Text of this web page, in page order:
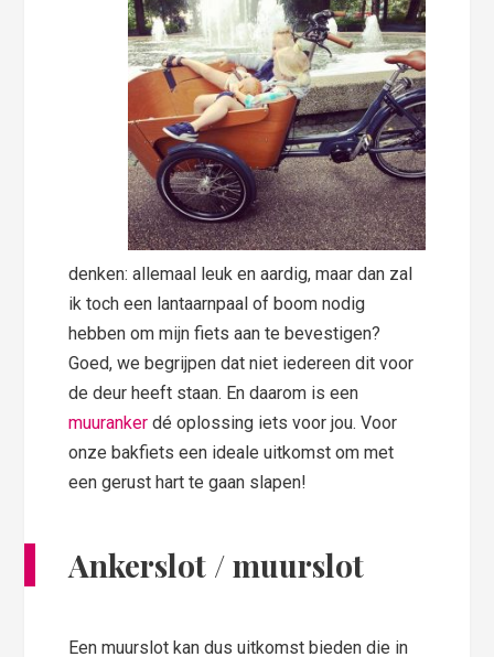
denken: allemaal leuk en aardig, maar dan zal
ik toch een lantaarnpaal of boom nodig
hebben om mijn fiets aan te bevestigen?
Goed, we begrijpen dat niet iedereen dit voor
de deur heeft staan. En daarom is een
muurankerdé oplossing iets voor jou. Voor
onze bakfiets een ideale uitkomst om met
een gerust hart te gaan slapen!
Ankerslot / muurslot
Een muurslot kan dus uitkomst bieden die in